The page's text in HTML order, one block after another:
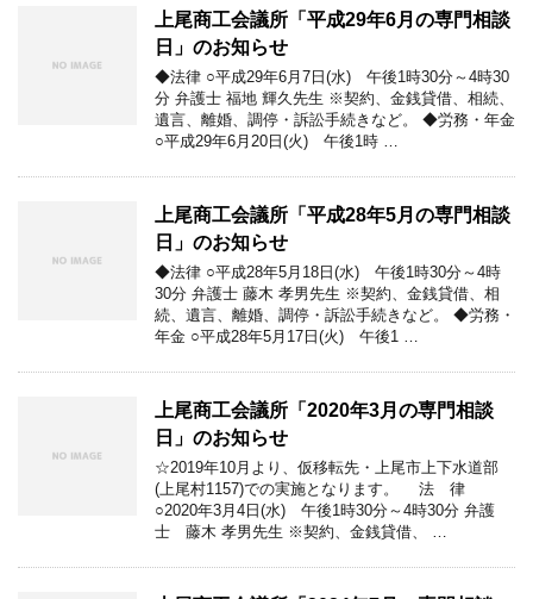
上尾商工会議所「平成29年6月の専門相談
日」のお知らせ
◆法律 ○平成29年6月7日(水) 午後1時30分～4時30
分 弁護士 福地 輝久先生 ※契約、金銭貸借、相続、
遺言、離婚、調停・訴訟手続きなど。 ◆労務・年金
○平成29年6月20日(火) 午後1時 …
上尾商工会議所「平成28年5月の専門相談
日」のお知らせ
◆法律 ○平成28年5月18日(水) 午後1時30分～4時
30分 弁護士 藤木 孝男先生 ※契約、金銭貸借、相
続、遺言、離婚、調停・訴訟手続きなど。 ◆労務・
年金 ○平成28年5月17日(火) 午後1 …
上尾商工会議所「2020年3月の専門相談
日」のお知らせ
☆2019年10月より、仮移転先・上尾市上下水道部
(上尾村1157)での実施となります。 法 律
○2020年3月4日(水) 午後1時30分～4時30分 弁護
士 藤木 孝男先生 ※契約、金銭貸借、 …